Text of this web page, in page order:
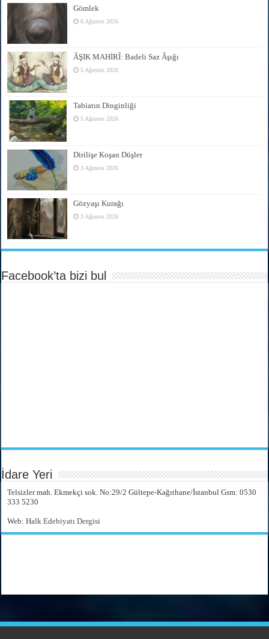
Gömlek
6 Ağustos 2026
ÂŞIK MAHİRÎ: Badeli Saz Âşığı
5 Ağustos 2026
Tabiatın Dinginliği
5 Ağustos 2026
Dirilişe Koşan Düşler
3 Ağustos 2026
Gözyaşı Kurağı
3 Ağustos 2026
Facebook’ta bizi bul
İdare Yeri
Telsizler mah. Ekmekçi sok. No:29/2 Gültepe-Kağıthane/İstanbul Gsm: 0530
333 5230
Web:Halk Edebiyatı Dergisi